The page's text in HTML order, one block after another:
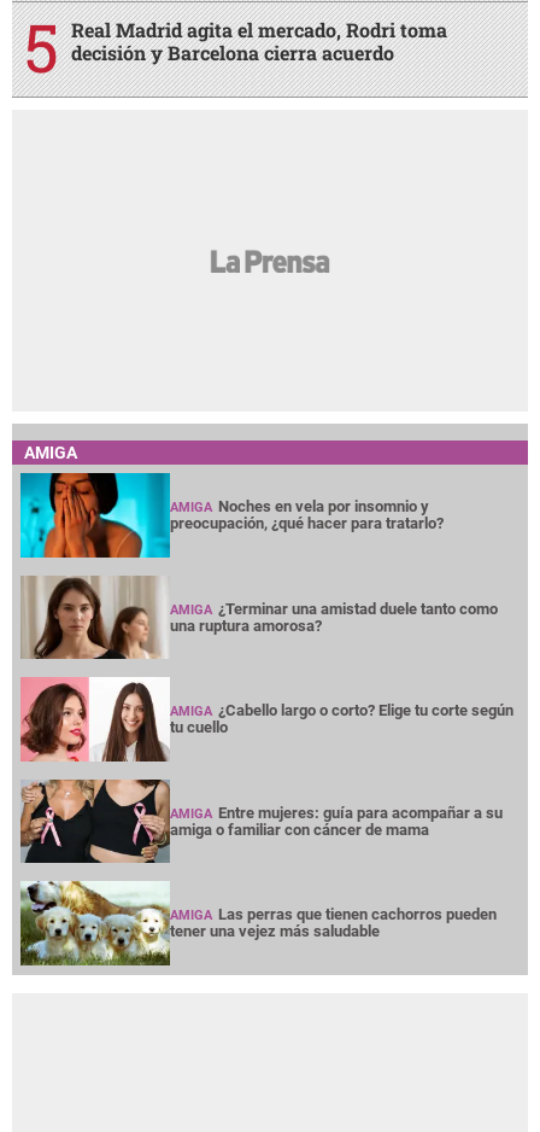
Real Madrid agita el mercado, Rodri toma
decisión y Barcelona cierra acuerdo
AMIGA
AMIGA Noches en vela por insomnio y
preocupación, ¿qué hacer para tratarlo?
AMIGA ¿Terminar una amistad duele tanto como
una ruptura amorosa?
AMIGA ¿Cabello largo o corto? Elige tu corte según
tu cuello
AMIGA Entre mujeres: guía para acompañar a su
amiga o familiar con cáncer de mama
AMIGA Las perras que tienen cachorros pueden
tener una vejez más saludable